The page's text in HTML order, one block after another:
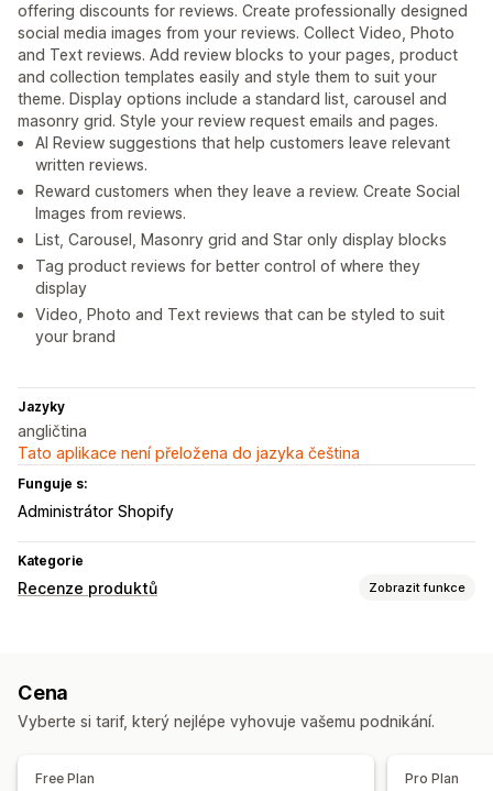
offering discounts for reviews. Create professionally designed
social media images from your reviews. Collect Video, Photo
and Text reviews. Add review blocks to your pages, product
and collection templates easily and style them to suit your
theme. Display options include a standard list, carousel and
masonry grid. Style your review request emails and pages.
AI Review suggestions that help customers leave relevant
written reviews.
Reward customers when they leave a review. Create Social
Images from reviews.
List, Carousel, Masonry grid and Star only display blocks
Tag product reviews for better control of where they
display
Video, Photo and Text reviews that can be styled to suit
your brand
Jazyky
angličtina
Tato aplikace není přeložena do jazyka čeština
Funguje s:
Administrátor Shopify
Kategorie
Recenze produktů Zobrazit funkce
Hvězdičková hodnocení
Strukturovaná data
Cena
Vyberte si tarif, který nejlépe vyhovuje vašemu podnikání.
Free Plan Pro Plan